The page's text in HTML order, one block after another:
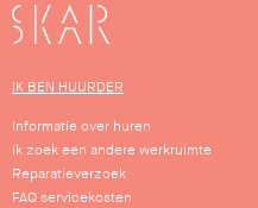
SKAR
IK BEN HUURDER
Informatie over huren
Ik zoek een andere werkruimte
Reparatieverzoek
FAQ servicekosten